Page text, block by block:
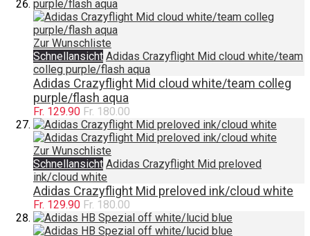
Zur Wunschliste
Schnellansicht Adidas Crazyflight Mid cloud white/team
colleg purple/flash aqua
Adidas Crazyflight Mid cloud white/team colleg
purple/flash aqua
Fr. 129.90 Fr. 180.00
Zur Wunschliste
Schnellansicht Adidas Crazyflight Mid preloved
ink/cloud white
Adidas Crazyflight Mid preloved ink/cloud white
Fr. 129.90 Fr. 180.00